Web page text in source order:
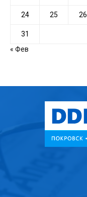
24 25 26
31
« Фев